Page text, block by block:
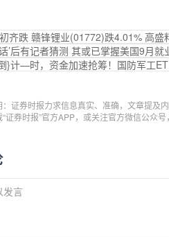
齐跌 赣锋锂业(01772)跌4.01% 高盛
’后有记者猜测 其或已掌握美国9月就
}计—时，资金加速抢筹！国防军工
：证券时报力求信息真实、准确，文章提及
“证券时报”官方APP，或关注官方微信公众
发言